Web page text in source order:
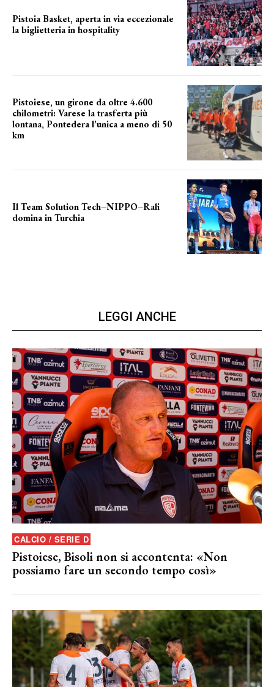
Pistoia Basket, aperta in via eccezionale
la biglietteria in hospitality
Pistoiese, un girone da oltre 4.600
chilometri: Varese la trasferta più
lontana, Pontedera l’unica a meno di 50
km
Il Team Solution Tech–NIPPO–Rali
domina in Turchia
LEGGI ANCHE
CALCIO / SERIE D
Pistoiese, Bisoli non si accontenta: «Non
possiamo fare un secondo tempo così»